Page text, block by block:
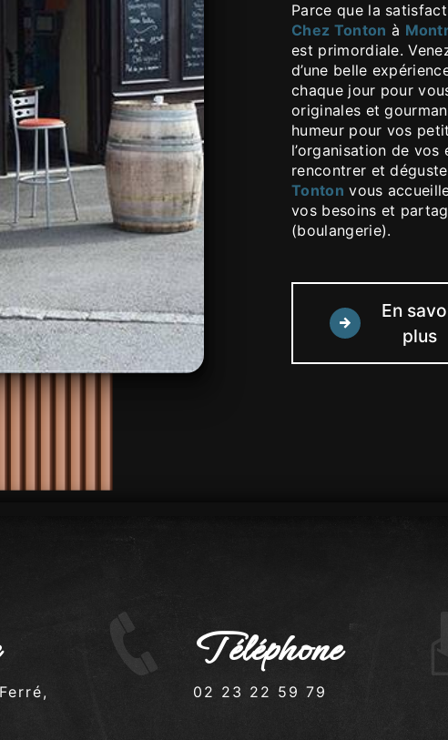
Parce que la
Chez Tonton à
est primordiale.
d’une belle
chaque jour pour
originales et
humeur pour vos
l’organisation de vos
rencontrer et
Tonton vous
vos besoins et
(boulangerie).
En
plus
Téléphone
02 23 22 59 79